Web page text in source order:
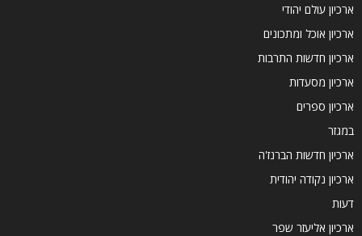
ארכיון עולם יהודי
ארכיון אוכל ומתכונים
ארכיון חדשות התרבות
ארכיון מסעדות
ארכיון ספרים
במגזר
ארכיון חדשות הברנז'ה
ארכיון נקודה יהודית
דעות
ארכיון אליעזר שפר